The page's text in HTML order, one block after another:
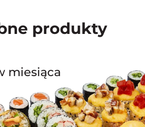
produkty
miesiąca